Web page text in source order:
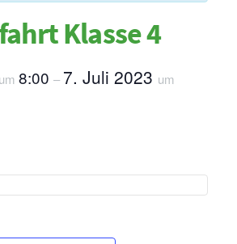
Klasse 4
um 8:00 – 7. Juli 2023 um